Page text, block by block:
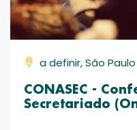
a definir, São Paulo
CONASEC -
Secretariado